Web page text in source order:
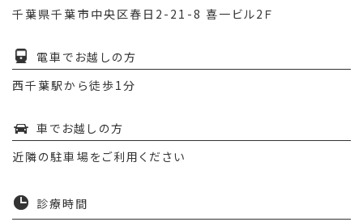
千葉県千葉市中央区春日2-21-8 喜一ビル2Ｆ
電車でお越しの方
西千葉駅から徒歩1分
車でお越しの方
近隣の駐車場をご利用ください
診療時間